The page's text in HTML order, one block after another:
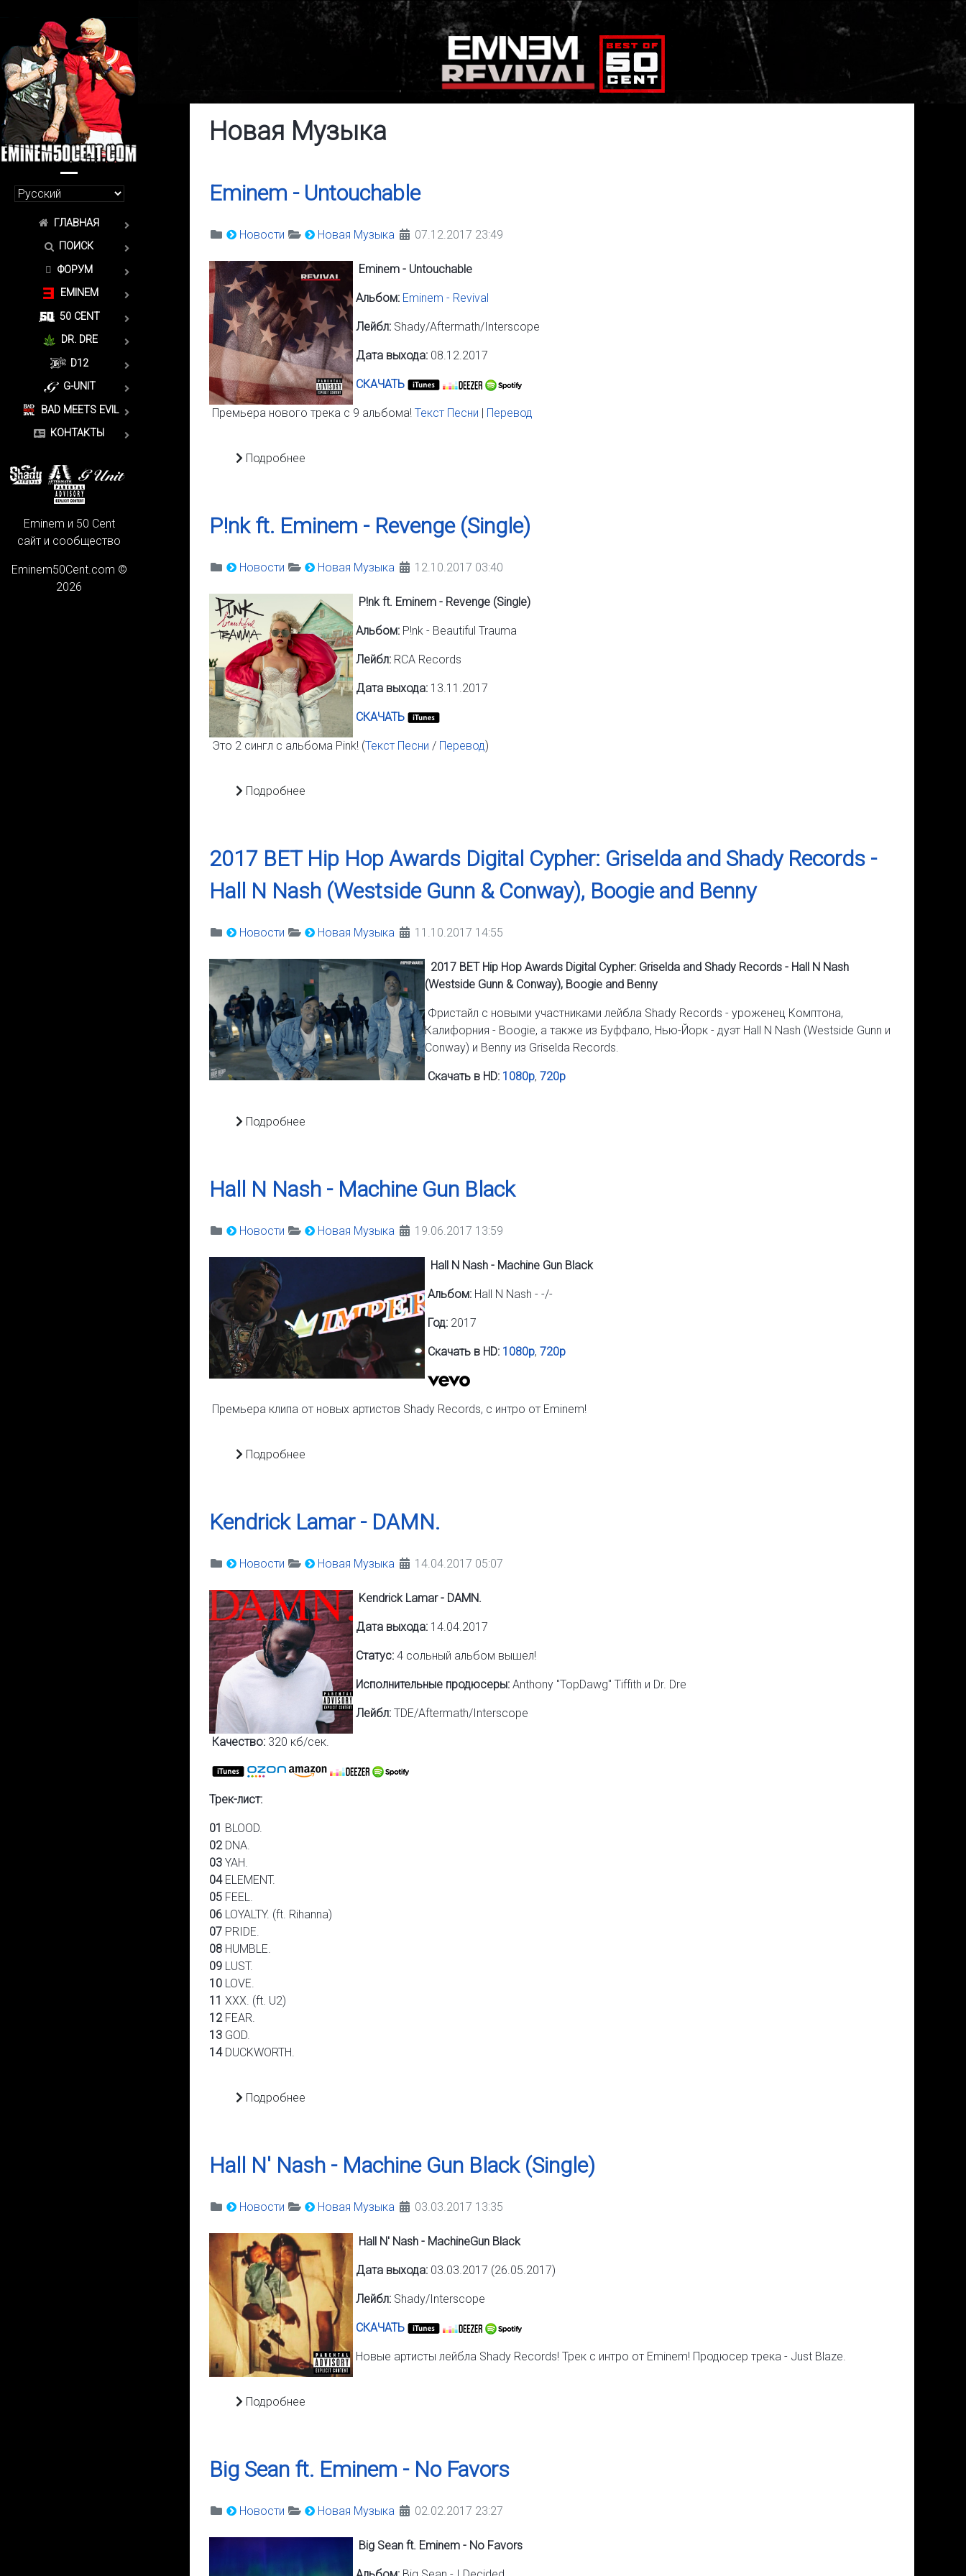
Новая Музыка
Eminem - Untouchable
Новости Новая Музыка 07.12.2017 23:49
Eminem - Untouchable
Альбом: Eminem - Revival
Лейбл: Shady/Aftermath/Interscope
Дата выхода: 08.12.2017
СКАЧАТЬ
Премьера нового трека с 9 альбома! Текст Песни | Перевод
Подробнее
P!nk ft. Eminem - Revenge (Single)
Новости Новая Музыка 12.10.2017 03:40
P!nk ft. Eminem - Revenge (Single)
Альбом: P!nk - Beautiful Trauma
Лейбл: RCA Records
Дата выхода: 13.11.2017
СКАЧАТЬ
Это 2 сингл с альбома Pink! (Текст Песни / Перевод)
Подробнее
2017 BET Hip Hop Awards Digital Cypher: Griselda and Shady Records -
Hall N Nash (Westside Gunn & Conway), Boogie and Benny
Новости Новая Музыка 11.10.2017 14:55
2017 BET Hip Hop Awards Digital Cypher: Griselda and Shady Records - Hall N Nash
(Westside Gunn & Conway), Boogie and Benny
Фристайл с новыми участниками лейбла Shady Records - уроженец Комптона,
Калифорния - Boogie, а также из Буффало, Нью-Йорк - дуэт Hall N Nash (Westside Gunn и
Conway) и Benny из Griselda Records.
Скачать в HD: 1080p, 720p
Подробнее
Hall N Nash - Machine Gun Black
Новости Новая Музыка 19.06.2017 13:59
Hall N Nash - Machine Gun Black
Альбом: Hall N Nash - -/-
Год: 2017
Скачать в HD: 1080p, 720p
Премьера клипа от новых артистов Shady Records, с интро от Eminem!
Подробнее
Kendrick Lamar - DAMN.
Новости Новая Музыка 14.04.2017 05:07
Kendrick Lamar - DAMN.
Дата выхода: 14.04.2017
Статус: 4 сольный альбом вышел!
Исполнительные продюсеры: Anthony "TopDawg" Tiffith и Dr. Dre
Лейбл: TDE/Aftermath/Interscope
Качество: 320 кб/сек.
Трек-лист:
01 BLOOD.
02DNA.
03 YAH.
04ELEMENT.
05 FEEL.
06 LOYALTY. (ft. Rihanna)
07 PRIDE.
08 HUMBLE.
09 LUST.
10 LOVE.
11 XXX. (ft. U2)
12FEAR.
13 GOD.
14DUCKWORTH.
Подробнее
Hall N' Nash - Machine Gun Black (Single)
Новости Новая Музыка 03.03.2017 13:35
Hall N' Nash - MachineGun Black
Дата выхода: 03.03.2017 (26.05.2017)
Лейбл: Shady/Interscope
СКАЧАТЬ
Новые артисты лейбла Shady Records! Трек с интро от Eminem! Продюсер трека - Just Blaze.
Подробнее
Big Sean ft. Eminem - No Favors
Новости Новая Музыка 02.02.2017 23:27
Big Sean ft. Eminem - No Favors
ГЛАВНАЯ
ПОИСК
ФОРУМ
EMINEM
50 CENT
DR. DRE
D12
G-UNIT
BAD MEETS EVIL
КОНТАКТЫ
Eminem и 50 Cent
сайт и сообщество
Eminem50Cent.com ©
2026